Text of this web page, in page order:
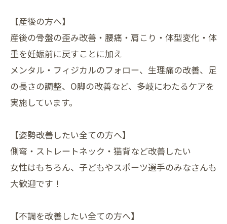
【産後の方へ】
産後の骨盤の歪み改善・腰痛・肩こり・体型変化・体
重を妊娠前に戻すことに加え
メンタル・フィジカルのフォロー、生理痛の改善、足
の長さの調整、O脚の改善など、多岐にわたるケアを
実施しています。
【姿勢改善したい全ての方へ】
側弯・ストレートネック・猫背など改善したい
女性はもちろん、子どもやスポーツ選手のみなさんも
大歓迎です！
【不調を改善したい全ての方へ】